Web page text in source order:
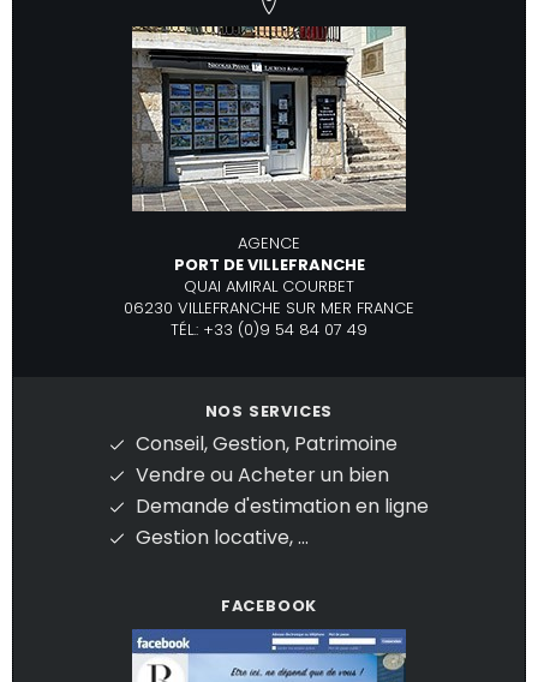
AGENCE
PORT DE VILLEFRANCHE
QUAI AMIRAL COURBET
06230 VILLEFRANCHE SUR MER FRANCE
TÉL.: +33 (0)9 54 84 07 49
NOS SERVICES
Conseil, Gestion, Patrimoine
Vendre ou Acheter un bien
Demande d'estimation en ligne
Gestion locative, ...
FACEBOOK